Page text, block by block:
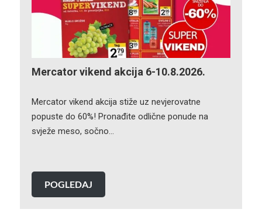
Mercator vikend akcija 6-10.8.2026.
Mercator vikend akcija stiže uz nevjerovatne
popuste do 60%! Pronađite odlične ponude na
svježe meso, sočno…
POGLEDAJ